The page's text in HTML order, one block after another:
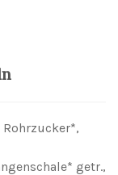
Rohrzucker*,
getr.,